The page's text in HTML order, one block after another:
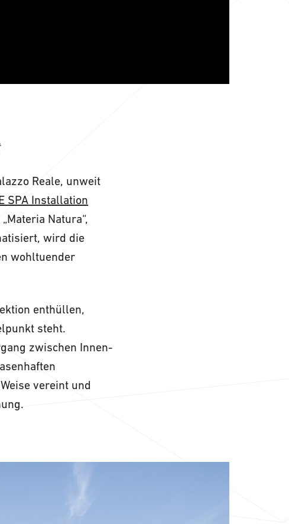
Reale, unweit
SPA Installation
Natura“,
wird die
wohltuender
enthüllen,
steht.
zwischen Innen-
vereint und